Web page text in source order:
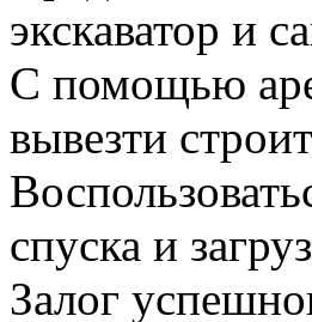
экскаватор и
С помощью
вывезти
спуска и
Залог